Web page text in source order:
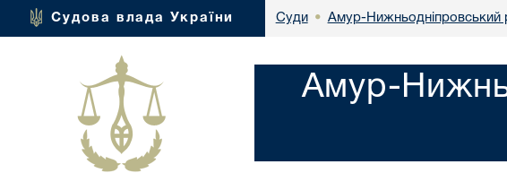
Судова влада України Суди • Амур-Нижньодніпровський
Амур-